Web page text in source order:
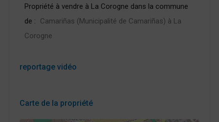
Propriété à vendre à La Corogne dans la commune
de :
Camariñas (Municipalité de Camariñas) à La
Corogne
reportage vidéo
Carte de la propriété